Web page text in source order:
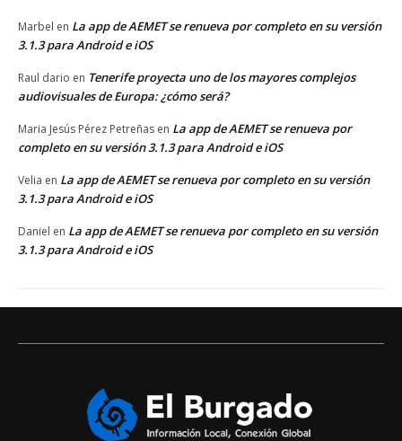
Marbel en La app de AEMET se renueva por completo en su versión
3.1.3 para Android e iOS
Raul dario en Tenerife proyecta uno de los mayores complejos
audiovisuales de Europa: ¿cómo será?
Maria Jesús Pérez Petreñas en La app de AEMET se renueva por
completo en su versión 3.1.3 para Android e iOS
Velia en La app de AEMET se renueva por completo en su versión
3.1.3 para Android e iOS
Daniel en La app de AEMET se renueva por completo en su versión
3.1.3 para Android e iOS